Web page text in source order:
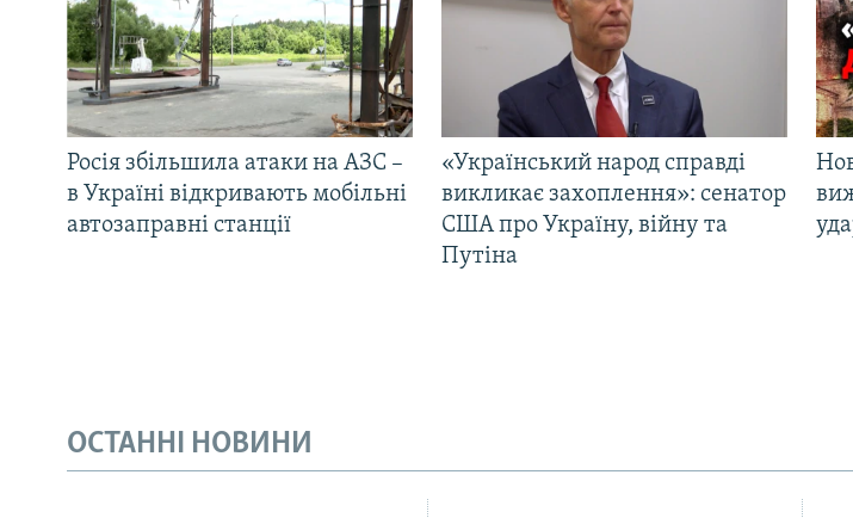
Росія збільшила атаки на АЗС –
в Україні відкривають мобільні
автозаправні станції
«Український народ справді
викликає захоплення»: сенатор
США про Україну, війну та
Путіна
ОСТАННІ НОВИНИ